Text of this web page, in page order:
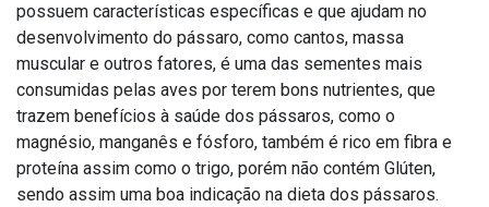
possuem características específicas e que ajudam no
desenvolvimento do pássaro, como cantos, massa
muscular e outros fatores, é uma das sementes mais
consumidas pelas aves por terem bons nutrientes, que
trazem benefícios à saúde dos pássaros, como o
magnésio, manganês e fósforo, também é rico em fibra e
proteína assim como o trigo, porém não contém Glúten,
sendo assim uma boa indicação na dieta dos pássaros.